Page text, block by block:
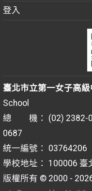
登入
臺北市立第一女子高級
School
總 機： (02) 2382-
0687
統一編號： 03764206
學校地址： 100006 臺
版權所有 © 2000 -